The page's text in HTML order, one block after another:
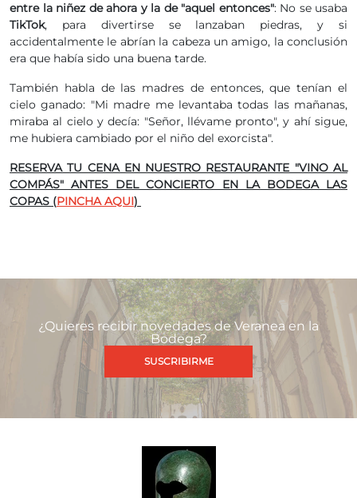
entre la niñez de ahora y la de "aquel entonces": No se usaba
TikTok, para divertirse se lanzaban piedras, y si
accidentalmente le abrían la cabeza un amigo, la conclusión
era que había sido una buena tarde.
También habla de las madres de entonces, que tenían el
cielo ganado: "Mi madre me levantaba todas las mañanas,
miraba al cielo y decía: "Señor, llévame pronto", y ahí sigue,
me hubiera cambiado por el niño del exorcista".
RESERVA TU CENA EN NUESTRO RESTAURANTE "VINO AL
COMPÁS" ANTES DEL CONCIERTO EN LA BODEGA LAS
COPAS (PINCHA AQUI)
¿Quieres recibir novedades de Veranea en la
Bodega?
SUSCRIBIRME